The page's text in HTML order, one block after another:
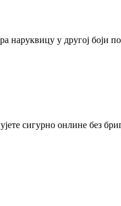
наруквицу у другој боји
сигурно онлине без